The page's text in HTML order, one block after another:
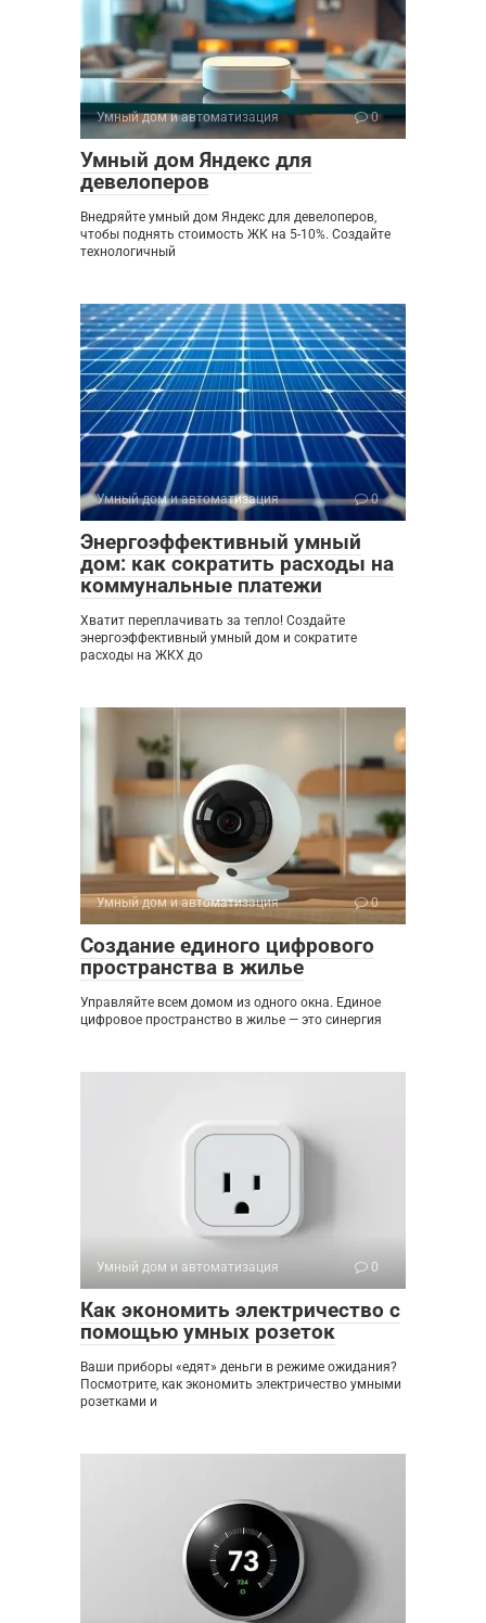
Умный дом и автоматизация 0
Умный дом Яндекс для
девелоперов
Внедряйте умный дом Яндекс для девелоперов,
чтобы поднять стоимость ЖК на 5-10%. Создайте
технологичный
Умный дом и автоматизация 0
Энергоэффективный умный
дом: как сократить расходы на
коммунальные платежи
Хватит переплачивать за тепло! Создайте
энергоэффективный умный дом и сократите
расходы на ЖКХ до
Умный дом и автоматизация 0
Создание единого цифрового
пространства в жилье
Управляйте всем домом из одного окна. Единое
цифровое пространство в жилье — это синергия
Умный дом и автоматизация 0
Как экономить электричество с
помощью умных розеток
Ваши приборы «едят» деньги в режиме ожидания?
Посмотрите, как экономить электричество умными
розетками и